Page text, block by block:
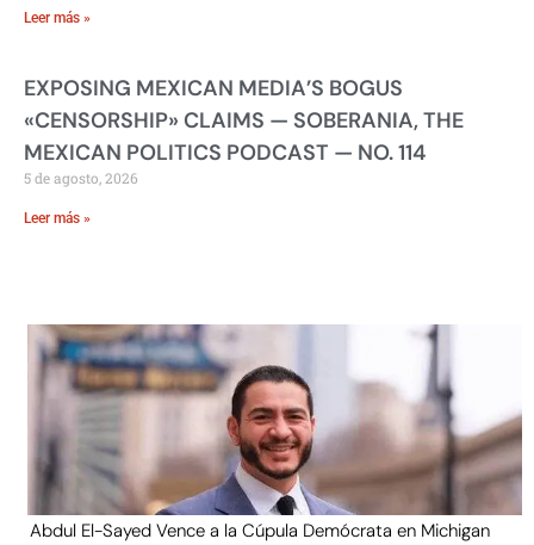
Leer más »
EXPOSING MEXICAN MEDIA’S BOGUS
«CENSORSHIP» CLAIMS — SOBERANIA, THE
MEXICAN POLITICS PODCAST — NO. 114
5 de agosto, 2026
Leer más »
Abdul El-Sayed Vence a la Cúpula Demócrata en Michigan